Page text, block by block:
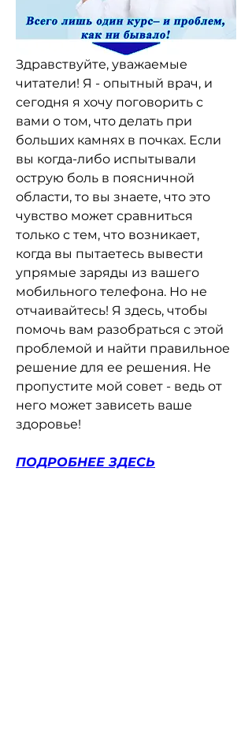
Здравствуйте, уважаемые
читатели! Я - опытный врач, и
сегодня я хочу поговорить с
вами о том, что делать при
больших камнях в почках. Если
вы когда-либо испытывали
острую боль в поясничной
области, то вы знаете, что это
чувство может сравниться
только с тем, что возникает,
когда вы пытаетесь вывести
упрямые заряды из вашего
мобильного телефона. Но не
отчаивайтесь! Я здесь, чтобы
помочь вам разобраться с этой
проблемой и найти правильное
решение для ее решения. Не
пропустите мой совет - ведь от
него может зависеть ваше
здоровье!
ПОДРОБНЕЕ ЗДЕСЬ